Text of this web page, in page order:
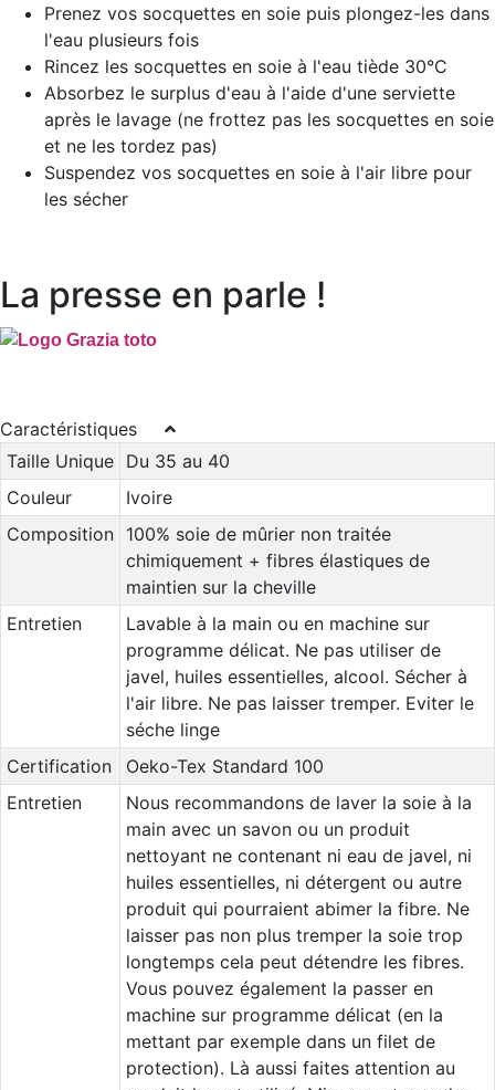
Prenez vos socquettes en soie puis plongez-les dans
l'eau plusieurs fois
Rincez les socquettes en soie à l'eau tiède 30°C
Absorbez le surplus d'eau à l'aide d'une serviette
après le lavage (ne frottez pas les socquettes en soie
et ne les tordez pas)
Suspendez vos socquettes en soie à l'air libre pour
les sécher
La presse en parle !
Caractéristiques
Taille Unique
Du 35 au 40
Couleur
Ivoire
Composition
100% soie de mûrier non traitée
chimiquement + fibres élastiques de
maintien sur la cheville
Entretien
Lavable à la main ou en machine sur
programme délicat. Ne pas utiliser de
javel, huiles essentielles, alcool. Sécher à
l'air libre. Ne pas laisser tremper. Eviter le
séche linge
Certification
Oeko-Tex Standard 100
Entretien
Nous recommandons de laver la soie à la
main avec un savon ou un produit
nettoyant ne contenant ni eau de javel, ni
huiles essentielles, ni détergent ou autre
produit qui pourraient abimer la fibre. Ne
laisser pas non plus tremper la soie trop
longtemps cela peut détendre les fibres.
Vous pouvez également la passer en
machine sur programme délicat (en la
mettant par exemple dans un filet de
protection). Là aussi faites attention au